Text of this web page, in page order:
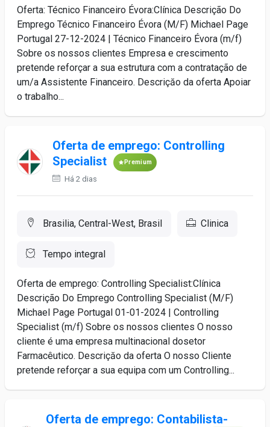
Oferta: Técnico Financeiro Évora:Clínica Descrição Do
Emprego Técnico Financeiro Évora (M/F) Michael Page
Portugal 27-12-2024 | Técnico Financeiro Évora (m/f)
Sobre os nossos clientes Empresa e crescimento
pretende reforçar a sua estrutura com a contratação de
um/a Assistente Financeiro. Descriçăo da oferta Apoiar
o trabalho...
Oferta de emprego: Controlling
Specialist
Premium
Há 2 dias
Brasilia, Central-West, Brasil Clinica
Tempo integral
Oferta de emprego: Controlling Specialist:Clínica
Descrição Do Emprego Controlling Specialist (M/F)
Michael Page Portugal 01-01-2024 | Controlling
Specialist (m/f) Sobre os nossos clientes O nosso
cliente é uma empresa multinacional dosetor
Farmacêutico. Descriçăo da oferta O nosso Cliente
pretende reforçar a sua equipa com um Controlling...
Oferta de emprego: Contabilista-